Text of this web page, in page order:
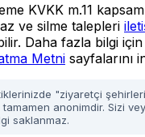
KVKK m.11
ve silme talepleri
Daha fazla bilgi için
Metni sayfalarını
"ziyaretçi
anonimdir. Sizi
saklanmaz.